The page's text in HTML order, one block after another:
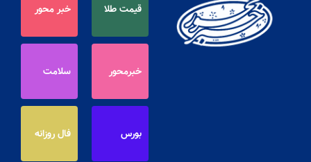
قیمت طلا خبر محور
خبرمحور سلامت
بورس فال روزانه